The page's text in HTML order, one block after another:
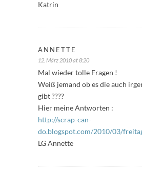
Katrin
ANNETTE
12. März 2010 at 8:20
Mal wieder tolle Fragen !
Weiß jemand ob es die auch
gibt ????
Hier meine Antworten :
http://scrap-can-
do.blogspot.com/2010/03/
LG Annette